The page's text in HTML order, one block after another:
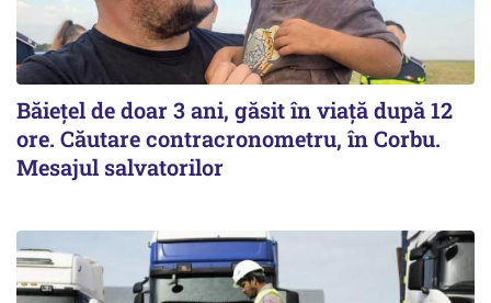
Băiețel de doar 3 ani, găsit în viață după 12
ore. Căutare contracronometru, în Corbu.
Mesajul salvatorilor